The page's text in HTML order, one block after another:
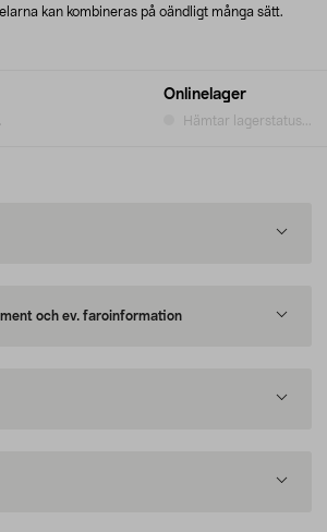
Onlinelager
Hämtar lagerstatus...
kan kombineras på oändligt många sätt.
och ev. faroinformation